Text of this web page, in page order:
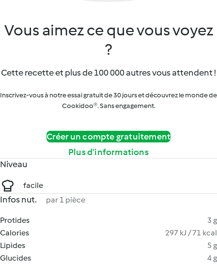
Vous aimez ce que vous voyez
?
Cette recette et plus de 100 000 autres vous attendent !
Inscrivez-vous à notre essai gratuit de 30 jours et découvrez le monde de
Cookidoo®. Sans engagement.
Créer un compte gratuitement
Plus d’informations
Niveau
facile
Infos nut. par 1 pièce
Protides
3 g
Calories
297 kJ / 71 kcal
Lipides
5 g
Glucides
4 g